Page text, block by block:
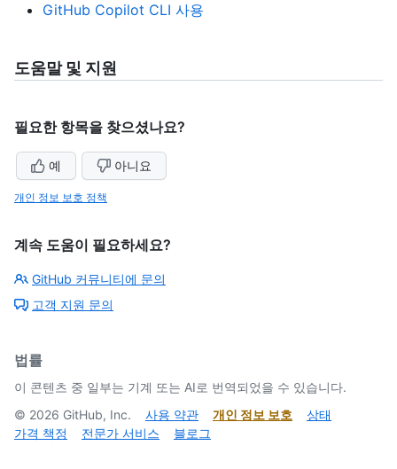
GitHub Copilot CLI 사용
도움말 및 지원
필요한 항목을 찾으셨나요?
예 아니요
개인 정보 보호 정책
계속 도움이 필요하세요?
GitHub 커뮤니티에 문의
고객 지원 문의
법률
이 콘텐츠 중 일부는 기계 또는 AI로 번역되었을 수 있습니다.
© 2026 GitHub, Inc. 사용 약관 개인 정보 보호
상태
가격 책정
전문가 서비스 블로그